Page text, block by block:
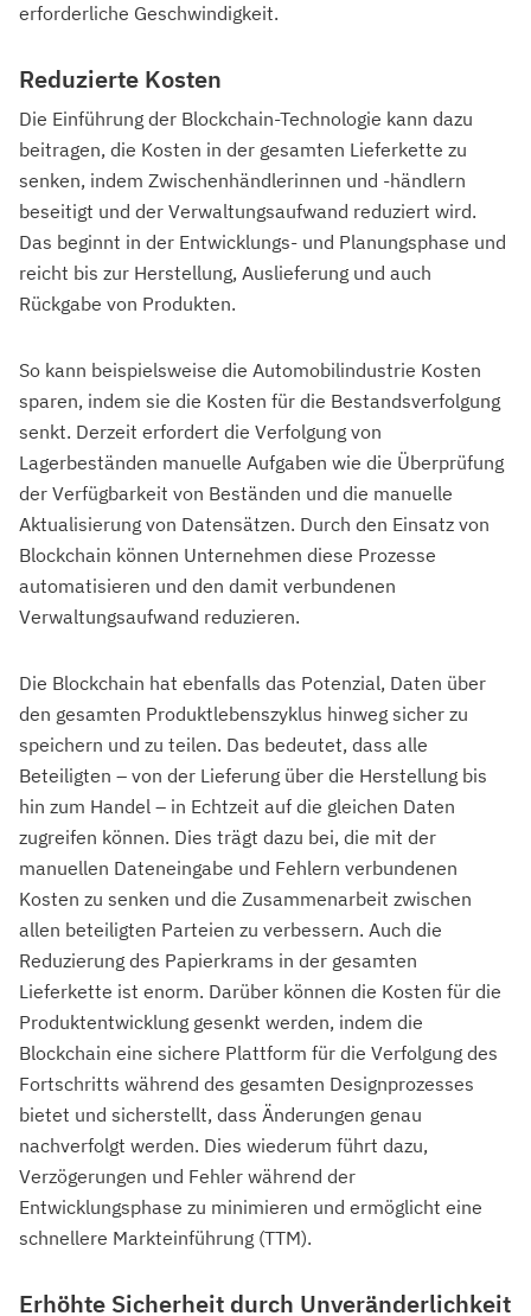
erforderliche Geschwindigkeit.
Reduzierte Kosten
Die Einführung der Blockchain-Technologie kann dazu
beitragen, die Kosten in der gesamten Lieferkette zu
senken, indem Zwischenhändlerinnen und -händlern
beseitigt und der Verwaltungsaufwand reduziert wird.
Das beginnt in der Entwicklungs- und Planungsphase und
reicht bis zur Herstellung, Auslieferung und auch
Rückgabe von Produkten.
So kann beispielsweise die Automobilindustrie Kosten
sparen, indem sie die Kosten für die Bestandsverfolgung
senkt. Derzeit erfordert die Verfolgung von
Lagerbeständen manuelle Aufgaben wie die Überprüfung
der Verfügbarkeit von Beständen und die manuelle
Aktualisierung von Datensätzen. Durch den Einsatz von
Blockchain können Unternehmen diese Prozesse
automatisieren und den damit verbundenen
Verwaltungsaufwand reduzieren.
Die Blockchain hat ebenfalls das Potenzial, Daten über
den gesamten Produktlebenszyklus hinweg sicher zu
speichern und zu teilen. Das bedeutet, dass alle
Beteiligten – von der Lieferung über die Herstellung bis
hin zum Handel – in Echtzeit auf die gleichen Daten
zugreifen können. Dies trägt dazu bei, die mit der
manuellen Dateneingabe und Fehlern verbundenen
Kosten zu senken und die Zusammenarbeit zwischen
allen beteiligten Parteien zu verbessern. Auch die
Reduzierung des Papierkrams in der gesamten
Lieferkette ist enorm. Darüber können die Kosten für die
Produktentwicklung gesenkt werden, indem die
Blockchain eine sichere Plattform für die Verfolgung des
Fortschritts während des gesamten Designprozesses
bietet und sicherstellt, dass Änderungen genau
nachverfolgt werden. Dies wiederum führt dazu,
Verzögerungen und Fehler während der
Entwicklungsphase zu minimieren und ermöglicht eine
schnellere Markteinführung (TTM).
Erhöhte Sicherheit durch Unveränderlichkeit